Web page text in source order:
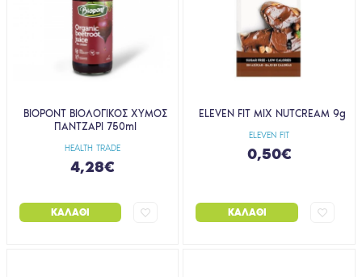
HEALTH TRADE
BIOPONT ΒΙΟΛΟΓΙΚΟΣ ΧΥΜΟΣ
ΠΑΝΤΖΑΡΙ 750ml
4,28€
ΚΑΛΆΘΙ
ELEVEN FIT
ELEVEN FIT MIX NUTCREAM 9g
0,50€
ΚΑΛΆΘΙ